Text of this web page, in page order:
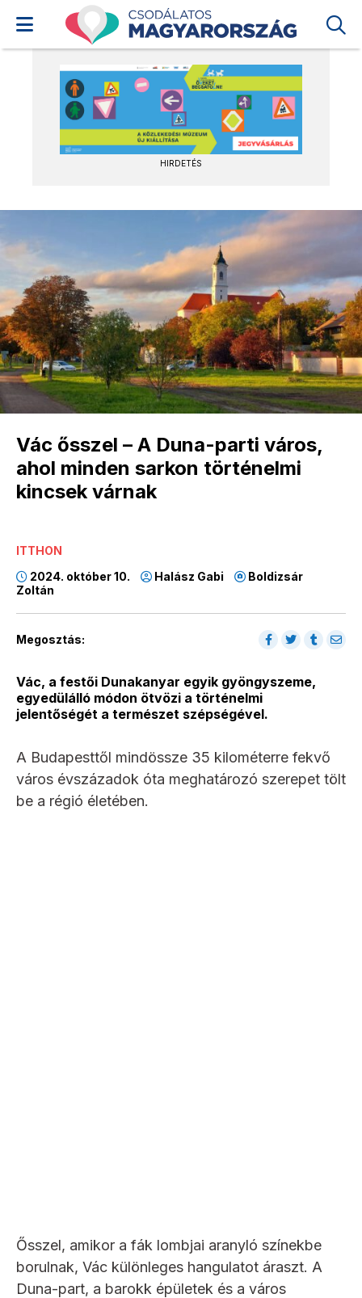
HIRDETÉS
Vác ősszel – A Duna-parti város,
ahol minden sarkon történelmi
kincsek várnak
ITTHON
2024. október 10.
Halász Gabi
Boldizsár
Zoltán
Megosztás:
Vác, a festői Dunakanyar egyik gyöngyszeme,
egyedülálló módon ötvözi a történelmi
jelentőségét a természet szépségével.
A Budapesttől mindössze 35 kilométerre fekvő
város évszázadok óta meghatározó szerepet tölt
be a régió életében.
Ősszel, amikor a fák lombjai aranyló színekbe
borulnak, Vác különleges hangulatot áraszt. A
Duna-part, a barokk épületek és a város